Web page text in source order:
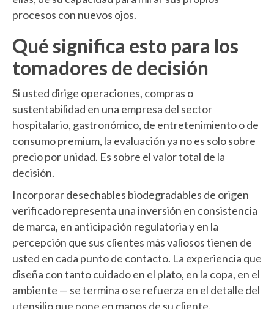
procesos con nuevos ojos.
Qué significa esto para los
tomadores de decisión
Si usted dirige operaciones, compras o
sustentabilidad en una empresa del sector
hospitalario, gastronómico, de entretenimiento o de
consumo premium, la evaluación ya no es solo sobre
precio por unidad. Es sobre el valor total de la
decisión.
Incorporar desechables biodegradables de origen
verificado representa una inversión en consistencia
de marca, en anticipación regulatoria y en la
percepción que sus clientes más valiosos tienen de
usted en cada punto de contacto. La experiencia que
diseña con tanto cuidado en el plato, en la copa, en el
ambiente — se termina o se refuerza en el detalle del
utensilio que pone en manos de su cliente.